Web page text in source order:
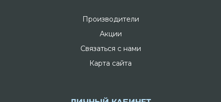
Производители
Акции
Связаться с нами
Карта сайта